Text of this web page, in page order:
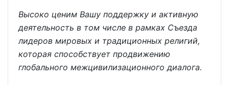
Высоко ценим Вашу поддержку и активную
деятельность в том числе в рамках Съезда
лидеров мировых и традиционных религий,
которая способствует продвижению
глобального межцивилизационного диалога.